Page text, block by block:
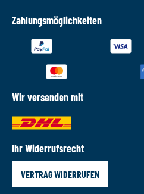
Zahlungsmöglichkeiten
Wir versenden mit
Ihr Widerrufsrecht
VERTRAG WIDERRUFEN